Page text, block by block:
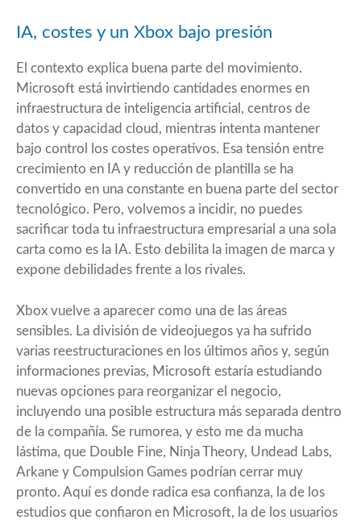
IA, costes y un Xbox bajo presión
El contexto explica buena parte del movimiento.
Microsoft está invirtiendo cantidades enormes en
infraestructura de inteligencia artificial, centros de
datos y capacidad cloud, mientras intenta mantener
bajo control los costes operativos. Esa tensión entre
crecimiento en IA y reducción de plantilla se ha
convertido en una constante en buena parte del sector
tecnológico. Pero, volvemos a incidir, no puedes
sacrificar toda tu infraestructura empresarial a una sola
carta como es la IA. Esto debilita la imagen de marca y
expone debilidades frente a los rivales.
Xbox vuelve a aparecer como una de las áreas
sensibles. La división de videojuegos ya ha sufrido
varias reestructuraciones en los últimos años y, según
informaciones previas, Microsoft estaría estudiando
nuevas opciones para reorganizar el negocio,
incluyendo una posible estructura más separada dentro
de la compañía. Se rumorea, y esto me da mucha
lástima, que Double Fine, Ninja Theory, Undead Labs,
Arkane y Compulsion Games podrían cerrar muy
pronto. Aquí es donde radica esa confianza, la de los
estudios que confiaron en Microsoft, la de los usuarios